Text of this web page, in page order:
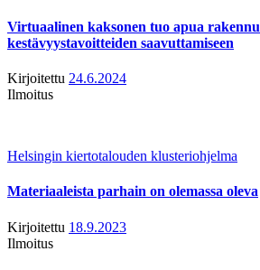
Virtuaalinen kaksonen tuo apua
kestävyystavoitteiden saavuttamiseen
Kirjoitettu 24.6.2024
Ilmoitus
Helsingin kiertotalouden klusteriohjelma
Materiaaleista parhain on olemassa oleva
Kirjoitettu 18.9.2023
Ilmoitus